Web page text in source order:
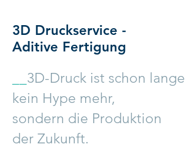
3D Druckservice -
Aditive Fertigung
3D-Druck ist schon lange
kein Hype mehr,
sondern die Produktion
der Zukunft.